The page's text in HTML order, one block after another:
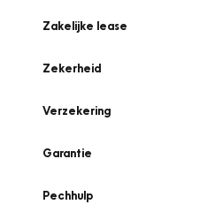
Zakelijke lease
Zekerheid
Verzekering
Garantie
Pechhulp